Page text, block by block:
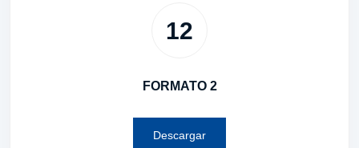
12
FORMATO 2
Descargar